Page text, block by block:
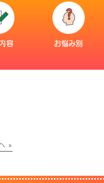
容 お悩み別
»